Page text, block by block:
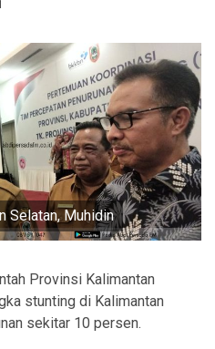
Selatan, Muhidin
Provinsi Kalimantan
stunting di Kalimantan
sekitar 10 persen.